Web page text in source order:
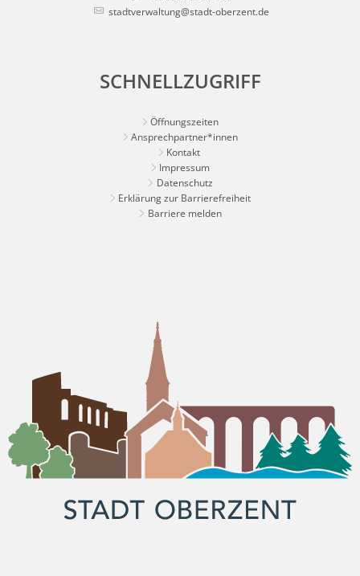
stadtverwaltung@stadt-oberzent.de
SCHNELLZUGRIFF
Öffnungszeiten
Ansprechpartner*innen
Kontakt
Impressum
Datenschutz
Erklärung zur Barrierefreiheit
Barriere melden